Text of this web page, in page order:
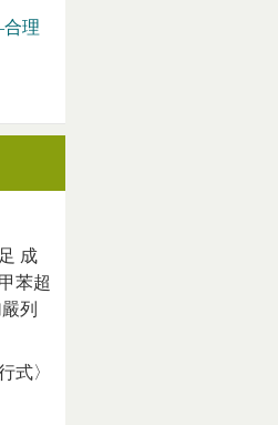
理
成
苯超
列
式〉